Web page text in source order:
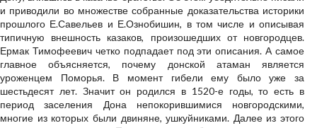
и приводили во множестве собранные доказательства историки
прошлого Е.Савельев и Е.Ознобишин, в том числе и описывая
типичную внешность казаков, произошедших от новгородцев.
Ермак Тимофеевич четко подпадает под эти описания. А самое
главное объясняется, почему донской атаман является
уроженцем Поморья. В момент гибели ему было уже за
шестьдесят лет. Значит он родился в 1520-е годы, то есть в
период заселения Дона непокорившимися новгородскими,
многие из которых были двиняне, ушкуйниками. Далее из этого